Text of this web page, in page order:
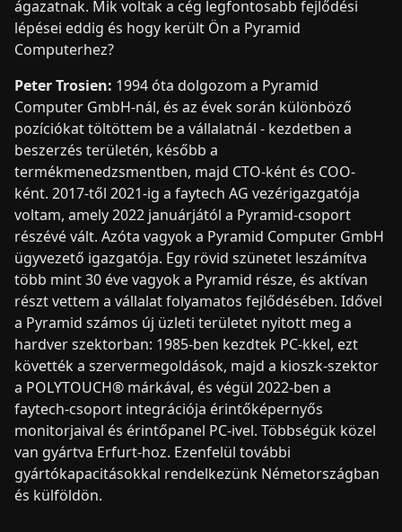
ágazatnak. Mik voltak a cég legfontosabb fejlődési
lépései eddig és hogy került Ön a Pyramid
Computerhez?
Peter Trosien: 1994 óta dolgozom a Pyramid
Computer GmbH-nál, és az évek során különböző
pozíciókat töltöttem be a vállalatnál - kezdetben a
beszerzés területén, később a
termékmenedzsmentben, majd CTO-ként és COO-
ként. 2017-től 2021-ig a faytech AG vezérigazgatója
voltam, amely 2022 januárjától a Pyramid-csoport
részévé vált. Azóta vagyok a Pyramid Computer GmbH
ügyvezető igazgatója. Egy rövid szünetet leszámítva
több mint 30 éve vagyok a Pyramid része, és aktívan
részt vettem a vállalat folyamatos fejlődésében. Idővel
a Pyramid számos új üzleti területet nyitott meg a
hardver szektorban: 1985-ben kezdtek PC-kkel, ezt
követték a szervermegoldások, majd a kioszk-szektor
a POLYTOUCH® márkával, és végül 2022-ben a
faytech-csoport integrációja érintőképernyős
monitorjaival és érintőpanel PC-ivel. Többségük közel
van gyártva Erfurt-hoz. Ezenfelül további
gyártókapacitásokkal rendelkezünk Németországban
és külföldön.